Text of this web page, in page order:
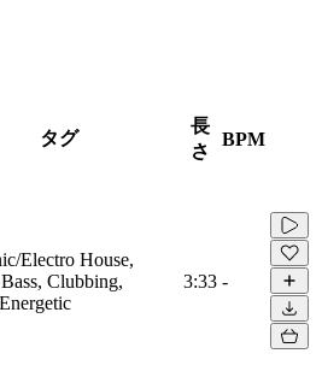
タグ
長
さ
BPM
Electro House,
Clubbing,
3:33 -